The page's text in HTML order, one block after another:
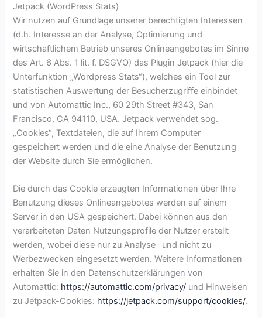
Jetpack (WordPress Stats)
Wir nutzen auf Grundlage unserer berechtigten Interessen
(d.h. Interesse an der Analyse, Optimierung und
wirtschaftlichem Betrieb unseres Onlineangebotes im Sinne
des Art. 6 Abs. 1 lit. f. DSGVO) das Plugin Jetpack (hier die
Unterfunktion „Wordpress Stats“), welches ein Tool zur
statistischen Auswertung der Besucherzugriffe einbindet
und von Automattic Inc., 60 29th Street #343, San
Francisco, CA 94110, USA. Jetpack verwendet sog.
„Cookies“, Textdateien, die auf Ihrem Computer
gespeichert werden und die eine Analyse der Benutzung
der Website durch Sie ermöglichen.
Die durch das Cookie erzeugten Informationen über Ihre
Benutzung dieses Onlineangebotes werden auf einem
Server in den USA gespeichert. Dabei können aus den
verarbeiteten Daten Nutzungsprofile der Nutzer erstellt
werden, wobei diese nur zu Analyse- und nicht zu
Werbezwecken eingesetzt werden. Weitere Informationen
erhalten Sie in den Datenschutzerklärungen von
Automattic: https://automattic.com/privacy/ und Hinweisen
zu Jetpack-Cookies: https://jetpack.com/support/cookies/.